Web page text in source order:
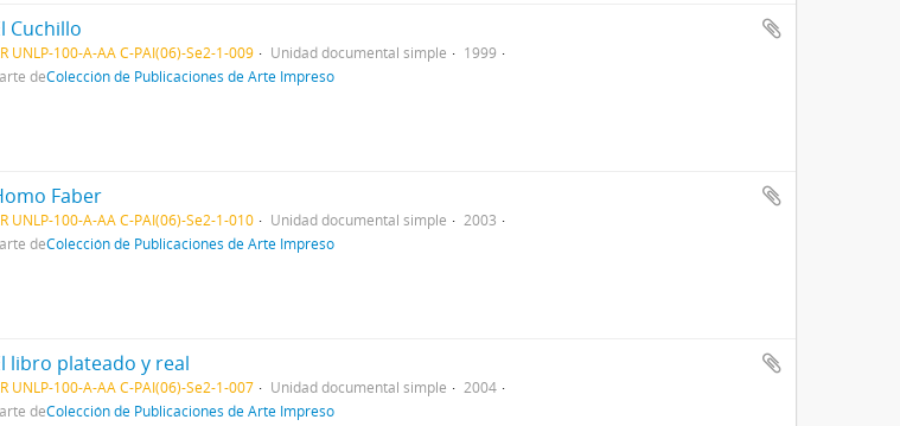
Cuchillo
UNLP-100-A-AA C-PAI(06)-Se2-1-009 Unidad documental simple
1999
deColección de Publicaciones de Arte Impreso
Faber
UNLP-100-A-AA C-PAI(06)-Se2-1-010 Unidad documental simple
2003
deColección de Publicaciones de Arte Impreso
libro plateado y real
UNLP-100-A-AA C-PAI(06)-Se2-1-007 Unidad documental simple
2004
deColección de Publicaciones de Arte Impreso